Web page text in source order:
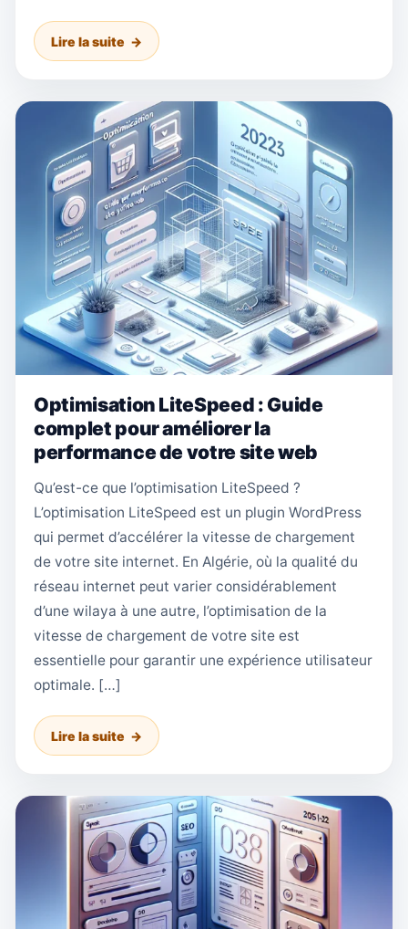
Lire la suite
Optimisation LiteSpeed : Guide
complet pour améliorer la
performance de votre site web
Qu’est-ce que l’optimisation LiteSpeed ?
L’optimisation LiteSpeed est un plugin WordPress
qui permet d’accélérer la vitesse de chargement
de votre site internet. En Algérie, où la qualité du
réseau internet peut varier considérablement
d’une wilaya à une autre, l’optimisation de la
vitesse de chargement de votre site est
essentielle pour garantir une expérience utilisateur
optimale. […]
Lire la suite